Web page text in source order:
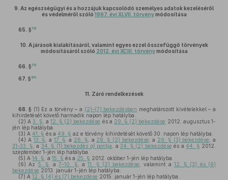
9. Az egészségügyi és a hozzájuk kapcsolódó személyes adatok kezeléséről
és védelméről szóló 1997. évi XLVII. törvénymódosítása
65. §78
10. A járások kialakításáról, valamint egyes ezzel összefüggő törvények
módosításáról szóló 2012. évi XCIII. törvénymódosítása
66. §79
67. § 80
11. Záró rendelkezések
68. § (1) Ez a törvény – a (2)–(7) bekezdésben meghatározott kivételekkel – a
kihirdetését követő harmadik napon lép hatályba.
(2) A3. § , a 12. § (2) bekezdése és a 29. § (2) bekezdése 2012. augusztus 1-
jén lép hatályba.
(3) A 41. § és a 49. § az e törvény kihirdetését követő 30. napon lép hatályba.
(4) A 13. § , a 17. § , a 26. § , a 28. § (2) bekezdése , a 29. § (3) bekezdése
, a
31–33. § , a 34. § (1) bekezdés a) pontja , a 34. § (2) bekezdése és a 44. § 2012.
szeptember 1-jén lép hatályba.
(5) A 14. § , a 15. § és a 25. § 2012. október 1-jén lép hatályba.
(6) Az 5. § , a7–10. § , a11. § (2) bekezdése , valamint a 12. § (3) és (6)
bekezdése 2013. január 1-jén lép hatályba.
(7) A 12. § (4) és (7) bekezdése 2015. január 1-jén lép hatályba.